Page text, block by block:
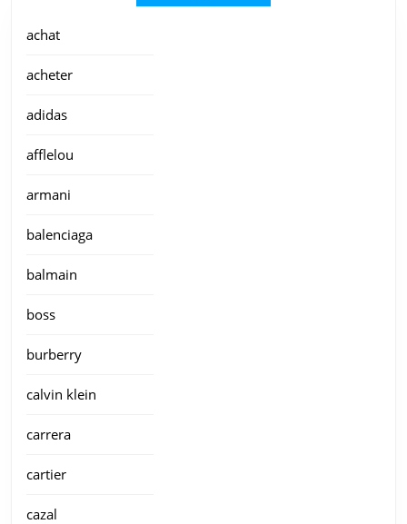
achat
acheter
adidas
afflelou
armani
balenciaga
balmain
boss
burberry
calvin klein
carrera
cartier
cazal